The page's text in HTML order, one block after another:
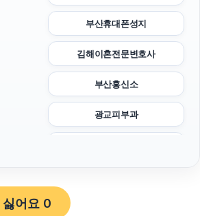
부산휴대폰성지
김해이혼전문변호사
부산흥신소
광교피부과
싫어요 0